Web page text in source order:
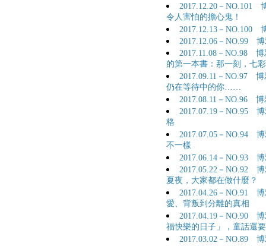
2017.12.20－NO.101
令人害怕的擔心鬼！
2017.12.13－NO.100
2017.12.06－NO.99
2017.11.08－NO.98
的第一本書：那一刻，七
2017.09.11－NO.97
仍在等待中的你……
2017.08.11－NO.96
2017.07.19－NO.95
格
2017.07.05－NO.94
不一樣
2017.06.14－NO.93
2017.05.22－NO.92
夏夜，大家都在做什麼？
2017.04.26－NO.91
愛、背叛到分離的真相
2017.04.19－NO.90
福快樂的日子」，童話還
2017.03.02－NO.89